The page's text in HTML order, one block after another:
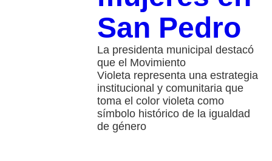
San Pedro
La presidenta municipal destacó
que el Movimiento
Violeta representa una estrategia
institucional y comunitaria que
toma el color violeta como
símbolo histórico de la igualdad
de género